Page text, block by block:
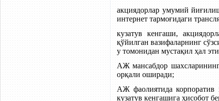
акциядорлар умумий
интернет тармоғидаги
кузатув кенгаши,
қўйилган вазифаларнинг
у томонидан мустақил ҳал
АЖ мансабдор
орқали оширади;
АЖ фаолиятида корпоратив
кузатув кенгашига ҳисобот